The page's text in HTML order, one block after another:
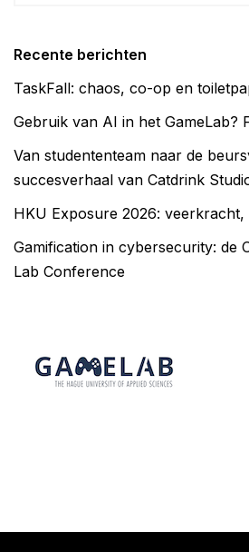
Recente berichten
TaskFall: chaos, co-op en
Gebruik van AI in het GameLab?
Van studententeam naar de
succesverhaal van Catdrink
HKU Exposure 2026: veerkracht,
Gamification in cybersecurity: de
Lab Conference